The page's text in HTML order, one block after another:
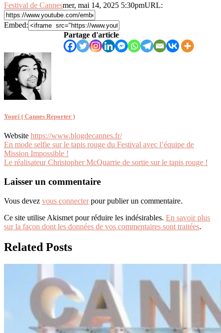
Festival de Cannesmer, mai 14, 2025 5:30pmURL:
Embed:
Partage d'article
Youri ( Cannes Reporter )
Website https://www.blogdecannes.fr/
Navigation
de
En mode selfie sur le tapis rouge du Festival avec l’équipe de
Mission Impossible !
Le réalisateur Christopher McQuarrie de sortie sur le tapis rouge !
Laisser un commentaire
Vous devez vous connecterpour publier un commentaire.
Ce site utilise Akismet pour réduire les indésirables. En savoir plus
sur la façon dont les données de vos commentaires sont traitées.
Related Posts